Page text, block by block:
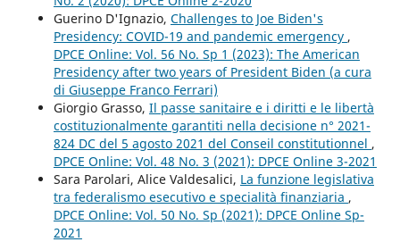
Guerino D'Ignazio, Challenges to Joe Biden's
Presidency: COVID-19 and pandemic emergency ,
DPCE Online: Vol. 56 No. Sp 1 (2023): The American
Presidency after two years of President Biden (a cura
di Giuseppe Franco Ferrari)
Giorgio Grasso, Il passe sanitaire e i diritti e le libertà
costituzionalmente garantiti nella decisione n° 2021-
824 DC del 5 agosto 2021 del Conseil constitutionnel ,
DPCE Online: Vol. 48 No. 3 (2021): DPCE Online 3-2021
Sara Parolari, Alice Valdesalici, La funzione legislativa
tra federalismo esecutivo e specialità finanziaria ,
DPCE Online: Vol. 50 No. Sp (2021): DPCE Online Sp-
2021